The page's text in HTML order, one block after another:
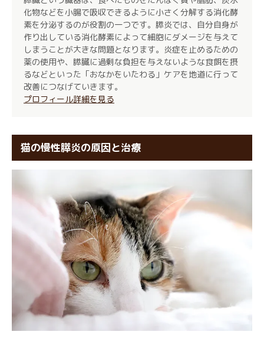
化物などを小腸で吸収できるように小さく分解する消化酵
素を分泌するのが役割の一つです。膵炎では、自分自身が
作り出している消化酵素によって細胞にダメージを与えて
しまうことが大きな問題となります。炎症を止めるための
薬の使用や、膵臓に過剰な負担を与えないような食餌を摂
るなどといった「おなかをいたわる」ケアを地道に行って
改善につなげていきます。
プロフィール詳細を見る
猫の慢性膵炎の原因と治療